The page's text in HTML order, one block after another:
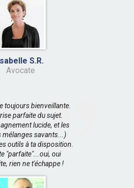
Isabelle S.R.
Avocate
toujours bienveillante.
parfaite du sujet.
lucide, et les
mélanges savants...)
outils à ta disposition.
"parfaite"...oui, oui
rien ne t'échappe !